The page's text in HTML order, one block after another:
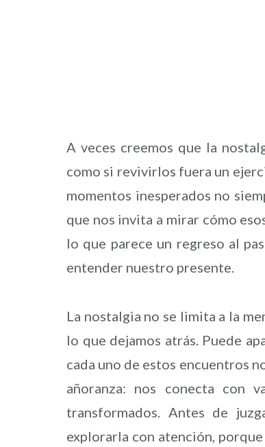
A veces creemos que la
como si revivirlos fuera un
momentos inesperados no
que nos invita a mirar cómo
lo que parece un regreso al
entender nuestro presente.
La nostalgia no se limita a la
lo que dejamos atrás. Puede
cada uno de estos encuentros
añoranza: nos conecta con
transformados. Antes de
explorarla con atención,